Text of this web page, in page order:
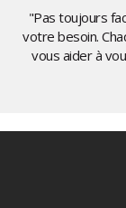
"Pas toujours
votre besoin.
vous aider à